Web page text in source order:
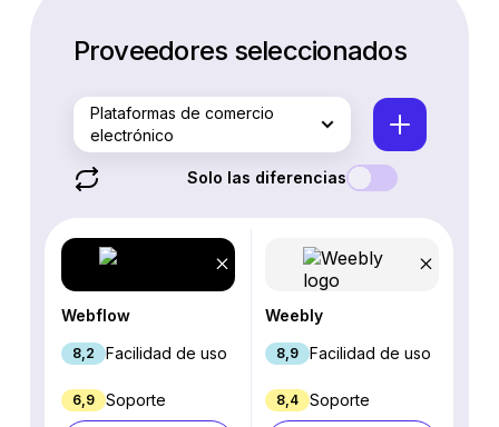
Proveedores seleccionados
Plataformas de comercio
electrónico
Solo las diferencias
Webflow
8,2 Facilidad de uso
6,9 Soporte
Weebly
8,9 Facilidad de uso
8,4 Soporte